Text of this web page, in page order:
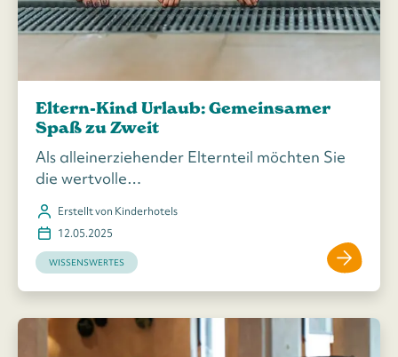
Eltern-Kind Urlaub: Gemeinsamer
Spaß zu Zweit
Als alleinerziehender Elternteil möchten Sie
die wertvolle…
Erstellt von Kinderhotels
12.05.2025
WISSENSWERTES